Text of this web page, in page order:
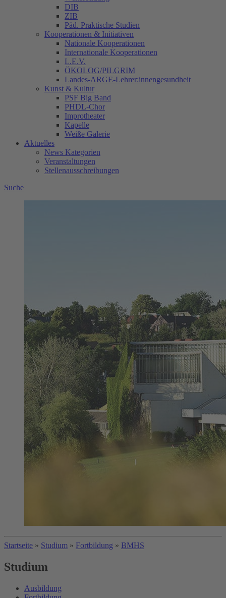
DIB
ZIB
Päd. Praktische Studien
Kooperationen & Initiativen
Nationale Kooperationen
Internationale Kooperationen
L.E.V.
ÖKOLOG/PILGRIM
Landes-ARGE-Lehrer:innengesundheit
Kunst & Kultur
PSF Big Band
PHDL-Chor
Improtheater
Kapelle
Weiße Galerie
Aktuelles
News Kategorien
Veranstaltungen
Stellenausschreibungen
Suche
Startseite » Studium » Fortbildung » BMHS
Studium
Ausbildung